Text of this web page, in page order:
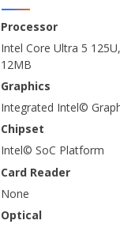
Processor
Intel Core Ultra 5
12MB
Graphics
Integrated Intel©
Chipset
Intel© SoC Platform
Card Reader
None
Optical